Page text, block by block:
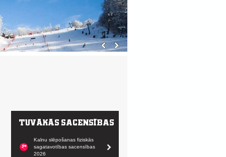
Kalnu slēpošanas fiziskās
sagatavotības sacensības
2026